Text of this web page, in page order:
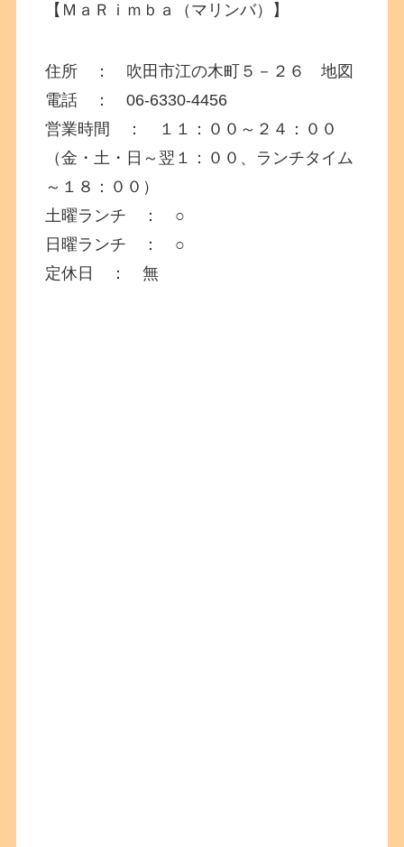
【ＭａＲｉｍｂａ（マリンバ）】
住所 ： 吹田市江の木町５－２６ 地図
電話 ： 06-6330-4456
営業時間 ： １１：００～２４：００
（金・土・日～翌１：００、ランチタイム
～１８：００）
土曜ランチ ： ○
日曜ランチ ： ○
定休日 ： 無